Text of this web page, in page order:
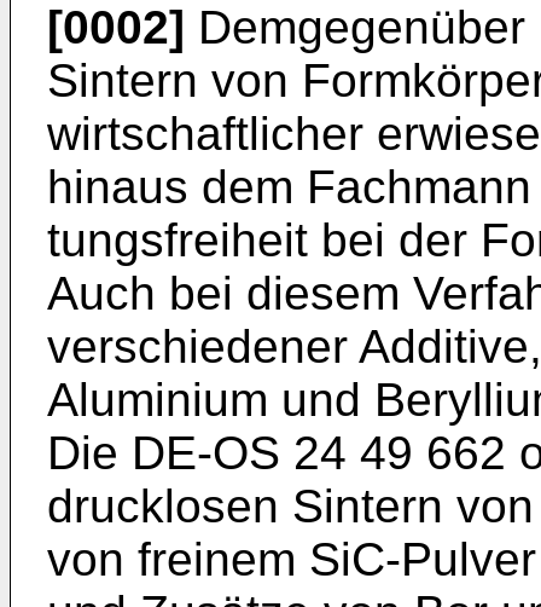
[0002]
Sintern von
wirtschaftlicher
hinaus dem
tungsfreiheit bei der
Auch bei diesem
verschiedener
Aluminium und
Die DE-OS 24 49 662
drucklosen Sintern
von freinem SiC-